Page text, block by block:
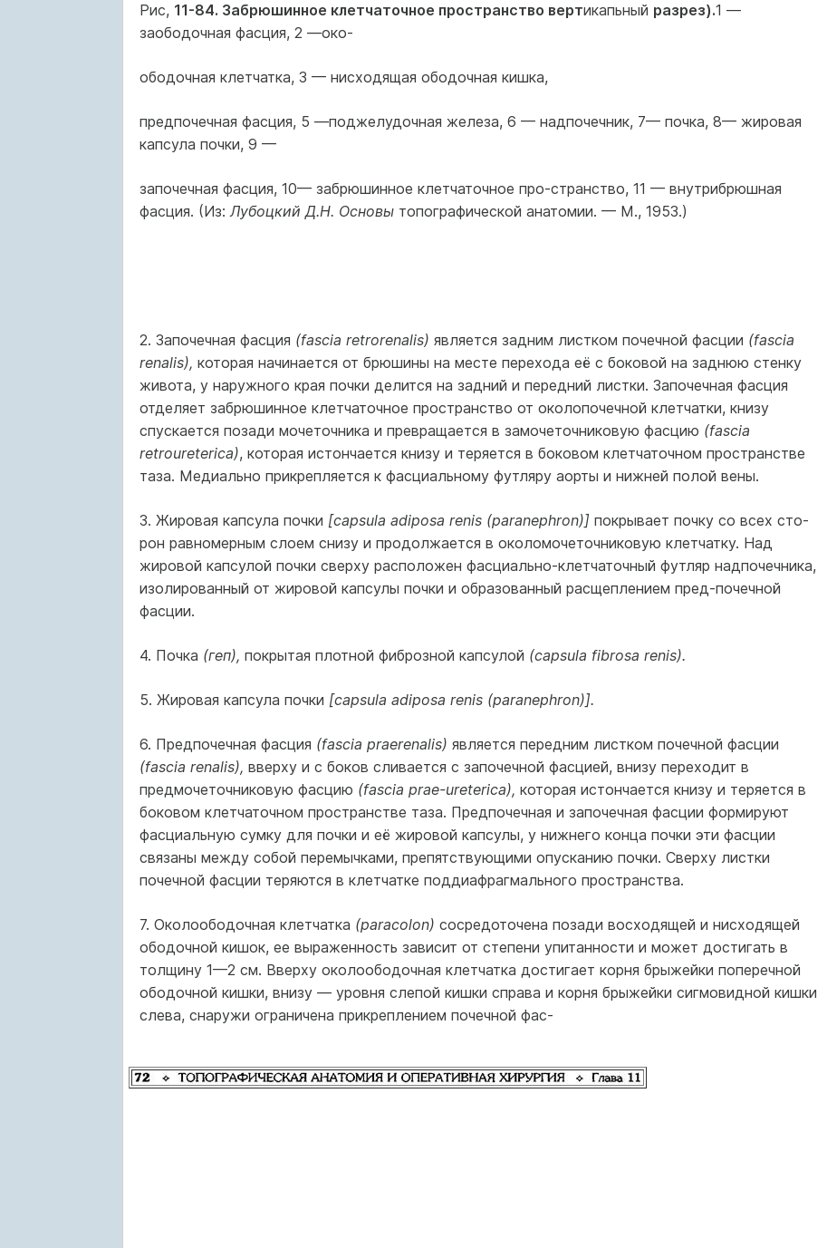
Рис, 11-84. Забрюшинное клетчаточное пространство вертикапьный разрез).1 —
заободочная фасция, 2 —око-
ободочная клетчатка, 3 — нисходящая ободочная кишка,
предпочечная фасция, 5 —поджелудочная железа, 6 — надпочечник, 7— почка, 8— жировая
капсула почки, 9 —
започечная фасция, 10— забрюшинное клетчаточное про-странство, 11 — внутрибрюшная
фасция. (Из:Лубоцкий Д.Н. Основытопографической анатомии. — М., 1953.)
2. Започечная фасция (fascia retrorenalis) явля­ется задним листком почечной фасции (fascia
renalis), которая начинается от брюшины на месте перехода её с боковой на заднюю стен­ку
живота, у наружного края почки делится на задний и передний листки. Започечная фасция
отделяет забрюшинное клетчаточное пространство от околопочечной клетчатки, книзу
спускается позади мочеточника и пре­вращается в замочеточниковую фасцию (fascia
retroureterica), которая истончается книзу и теряется в боковом клетчаточном пространстве
таза. Медиально прикрепля­ется к фасциальному футляру аорты и ниж­ней полой вены.
3. Жировая капсула почки [capsula adiposa renis (paranephron)] покрывает почку со всех сто­
рон равномерным слоем снизу и продолжа­ется в околомочеточниковую клетчатку. Над
жировой капсулой почки сверху расположен фасциально-клетчаточный футляр надпочеч­ника,
изолированный от жировой капсулы почки и образованный расщеплением пред-почечной
фасции.
4. Почка (геп), покрытая плотной фиброзной капсулой (capsula fibrosa renis).
5. Жировая капсула почки [capsula adiposa renis (paranephron)].
6. Предпочечная фасция (fascia praerenalis) яв­ляется передним листком почечной фасции
(fascia renalis), вверху и с боков сливается с започечной фасцией, внизу переходит в
предмочеточниковую фасцию (fascia prae-ureterica), которая истончается книзу и те­ряется в
боковом клетчаточном простран­стве таза. Предпочечная и започечная фасции формируют
фасциальную сумку для почки и её жировой капсулы, у нижнего конца почки эти фасции
связаны между собой перемычками, препятствующими опусканию почки. Сверху листки
почечной фасции теряются в клетчатке поддиафраг­мального пространства.
7. Околоободочная клетчатка (paracolon) сосре­доточена позади восходящей и нисходящей
ободочной кишок, ее выраженность зави­сит от степени упитанности и может дости­гать в
толщину 1—2 см. Вверху околообо­дочная клетчатка достигает корня брыжейки поперечной
ободочной кишки, внизу — уровня слепой кишки справа и корня бры­жейки сигмовидной кишки
слева, снаружи ограничена прикреплением почечной фас-